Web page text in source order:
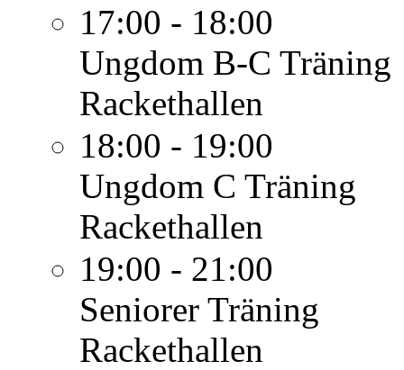
17:00 - 18:00
Ungdom B-C Träning
Rackethallen
18:00 - 19:00
Ungdom C Träning
Rackethallen
19:00 - 21:00
Seniorer Träning
Rackethallen